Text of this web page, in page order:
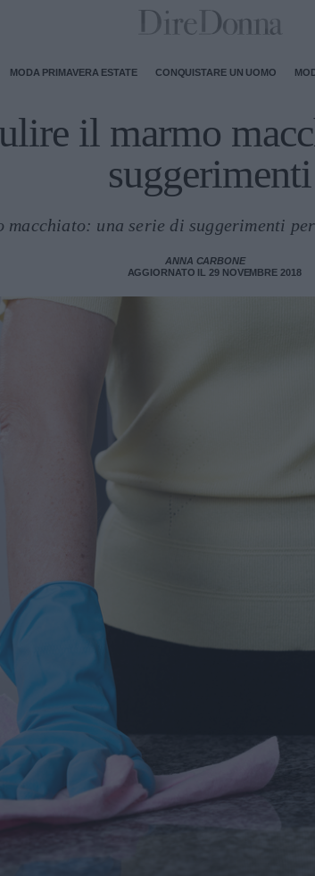
MODA PRIMAVERA ESTATE CONQUISTARE UN UOMO
il marmo
suggerimenti
macchiato: una serie di suggerimenti
ANNA CARBONE
AGGIORNATO IL 29 NOVEMBRE 2018